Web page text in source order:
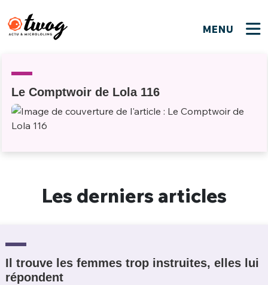
MENU
Le Comptwoir de Lola 116
Les derniers articles
Il trouve les femmes trop instruites, elles lui
répondent
Bienvenue !
JE M'INSCRIS
PSEUDO*
EMAIL*
PASSWORD*
JE M'INSCRIS
CONNEXION
Que souhaitez-vous proposer ?
Quelques tweets
C'EST PARTI
Ma propre sélection
ME CONNECTER